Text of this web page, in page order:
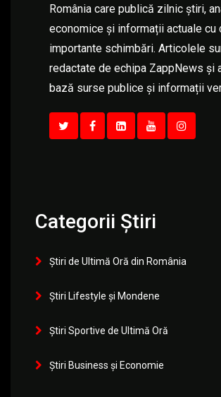
România care publică zilnic știri,
economice și informații actuale cu
importante schimbări. Articolele
redactate de echipa ZappNews și
bază surse publice și informații
Categorii Știri
Știri de Ultimă Oră din România
Știri Lifestyle și Mondene
Știri Sportive de Ultimă Oră
Știri Business și Economie